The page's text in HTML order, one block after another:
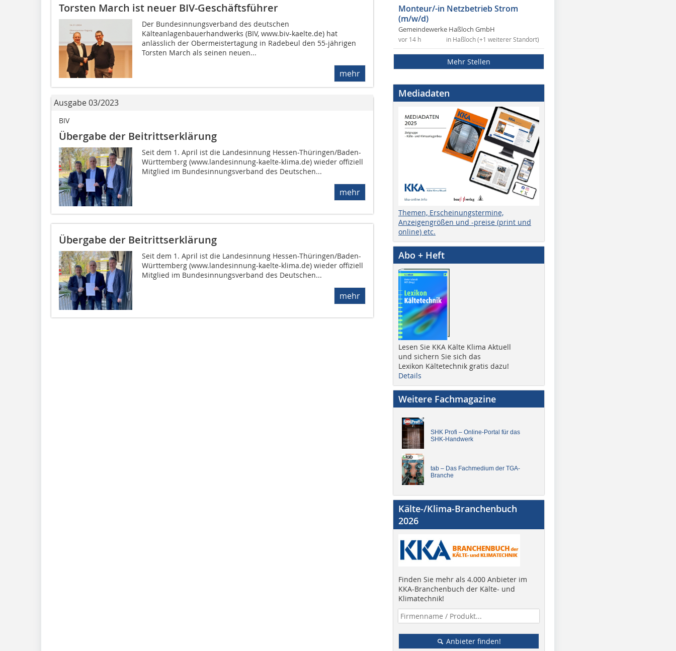
Torsten March ist neuer BIV-Geschäftsführer
Der Bundesinnungsverband des deutschen
Kälteanlagenbauerhandwerks (BIV, www.biv-kaelte.de) hat
anlässlich der Obermeistertagung in Radebeul den 55-jährigen
Torsten March als seinen neuen...
mehr
Ausgabe 03/2023
BIV
Übergabe der Beitrittserklärung
Seit dem 1. April ist die Landesinnung Hessen-Thüringen/Baden-
Württemberg (www.landesinnung-kaelte-klima.de) wieder offiziell
Mitglied im Bundesinnungsverband des Deutschen...
mehr
Übergabe der Beitrittserklärung
Seit dem 1. April ist die Landesinnung Hessen-Thüringen/Baden-
Württemberg (www.landesinnung-kaelte-klima.de) wieder offiziell
Mitglied im Bundesinnungsverband des Deutschen...
mehr
Monteur/-in Netzbetrieb Strom
(m/w/d)
Gemeindewerke Haßloch GmbH
in Haßloch (+1 weiterer Standort)
vor 14 h
Mehr Stellen
Mediadaten
Themen, Erscheinungstermine,
Anzeigengrößen und -preise (print und
online) etc.
Abo + Heft
Lesen Sie KKA Kälte Klima Aktuell
und sichern Sie sich das
Lexikon Kältetechnik gratis dazu!
Details
Weitere Fachmagazine
SHK Profi – Online-Portal für das
SHK-Handwerk
tab – Das Fachmedium der TGA-
Branche
Kälte-/Klima-Branchenbuch
2026
Finden Sie mehr als 4.000 Anbieter im
KKA-Branchenbuch der Kälte- und
Klimatechnik!
Anbieter finden!